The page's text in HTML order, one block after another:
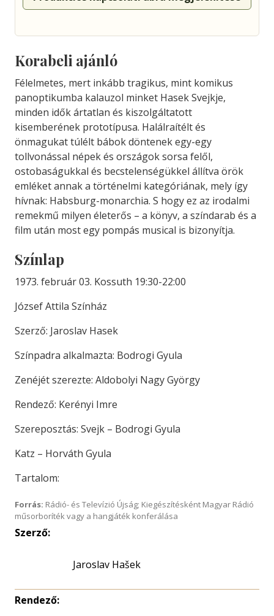
Korabeli ajánló
Félelmetes, mert inkább tragikus, mint komikus
panoptikumba kalauzol minket Hasek Svejkje,
minden idők ártatlan és kiszolgáltatott
kisemberének prototípusa. Halálraítélt és
önmagukat túlélt bábok döntenek egy-egy
tollvonással népek és országok sorsa felől,
ostobaságukkal és becstelenségükkel állítva örök
emléket annak a történelmi kategóriának, mely így
hívnak: Habsburg-monarchia. S hogy ez az irodalmi
remekmű milyen életerős – a könyv, a színdarab és a
film után most egy pompás musical is bizonyítja.
Színlap
1973. február 03. Kossuth 19:30-22:00
József Attila Színház
Szerző: Jaroslav Hasek
Színpadra alkalmazta: Bodrogi Gyula
Zenéjét szerezte: Aldobolyi Nagy György
Rendező: Kerényi Imre
Szereposztás: Svejk – Bodrogi Gyula
Katz – Horváth Gyula
Tartalom:
Forrás: Rádió- és Televízió Újság; Kiegészítésként Magyar Rádió
műsorboríték vagy a hangjáték konferálása
Szerző:
Jaroslav Hašek
Rendező: